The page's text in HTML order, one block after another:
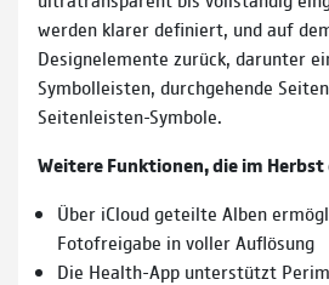
werden klarer definiert, und auf
Designelemente zurück, darunter
Symbolleisten, durchgehende
Seitenleisten-Symbole.
Weitere Funktionen, die im
Über iCloud geteilte Alben
Fotofreigabe in voller Auflösung
Die Health-App unterstützt